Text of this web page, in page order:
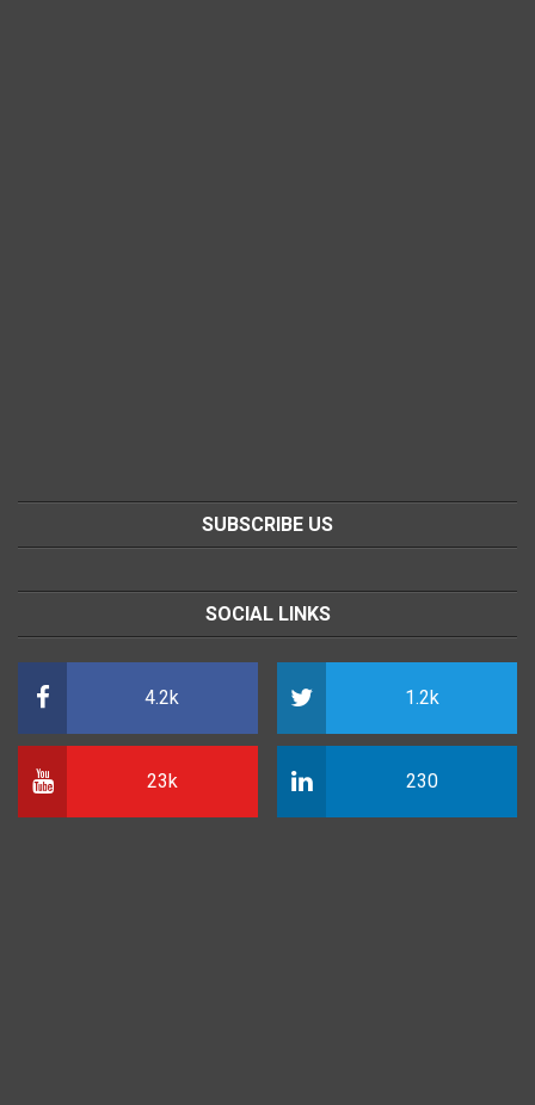
SUBSCRIBE US
SOCIAL LINKS
4.2k 1.2k
23k 230